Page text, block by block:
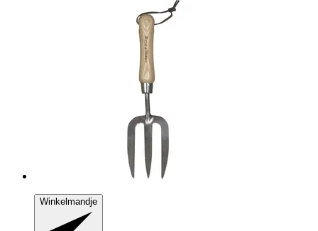
Winkelmandje